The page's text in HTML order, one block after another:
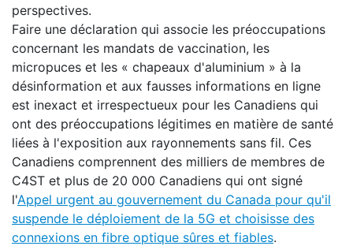
perspectives.
Faire une déclaration qui associe les préoccupations
concernant les mandats de vaccination, les
micropuces et les « chapeaux d'aluminium » à la
désinformation et aux fausses informations en ligne
est inexact et irrespectueux pour les Canadiens qui
ont des préoccupations légitimes en matière de santé
liées à l'exposition aux rayonnements sans fil. Ces
Canadiens comprennent des milliers de membres de
C4ST et plus de 20 000 Canadiens qui ont signé
l'Appel urgent au gouvernement du Canada pour qu'il
suspende le déploiement de la 5G et choisisse des
connexions en fibre optique sûres et fiables.